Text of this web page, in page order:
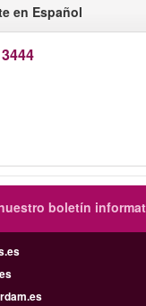
en Español
boletín